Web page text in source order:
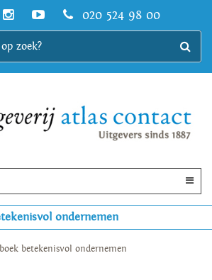
020 524 98 00
ondernemen
betekenisvol ondernemen